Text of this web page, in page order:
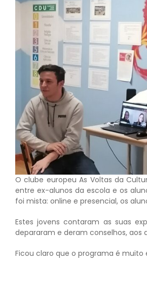
O clube europeu As Voltas da
entre ex-alunos da escola e os
foi mista: online e presencial, os
Estes jovens contaram as suas
depararam e deram conselhos, aos
Ficou claro que o programa é